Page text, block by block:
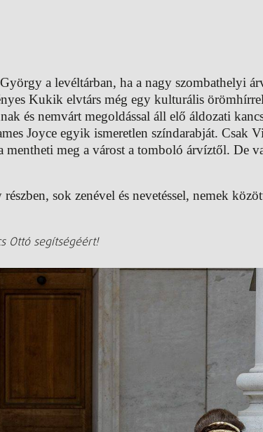
a levéltárban, ha a nagy szombathelyi
Kukik elvtárs még egy kulturális
és nemvárt megoldással áll elő áldozati
Joyce egyik ismeretlen színdarabját. Csak
mentheti meg a várost a tomboló árvíztől. De
sok zenével és nevetéssel, nemek
Ottó segítségéért!